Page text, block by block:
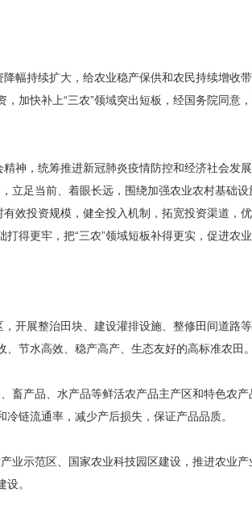
持续扩大，给农业稳产保供和农民持续增收
加快补上“三农”领域突出短板，经国务院同意，
，统筹推进新冠肺炎疫情防控和经济社会发展
立足当前、着眼长远，围绕加强农业农村基础
效投资规模，健全投入机制，拓宽投资渠道，
得更牢，把“三农”领域短板补得更实，促进农
开展整治田块、建设灌排设施、整修田间道路
节水高效、稳产高产、生态友好的高标准农田。
畜产品、水产品等鲜活农产品主产区和特色农
链流通率，减少产后损失，保证产品品质。
业示范区、国家农业科技园区建设，推进农业
。